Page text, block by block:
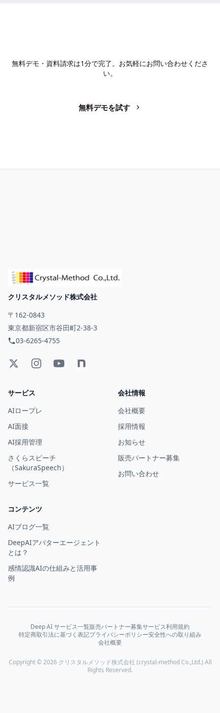
無料デモ・資料請求は1分で完了。お気軽にお問い合わせくださ
い。
無料デモを試す
クリスタルメソッド株式会社
〒162-0843
東京都新宿区市谷田町2-38-3
03-6265-4755
サービス
AIロープレ
AI面接
AI採用管理
さくらスピーチ
（SakuraSpeech）
サービス一覧
会社情報
会社概要
採用情報
お知らせ
販売パートナー募集
お問い合わせ
コンテンツ
AIブログ一覧
DeepAIアバターエージェント
とは？
感情認識AIの仕組みと活用事
例
Deep AI サービス一覧販売パートナー募集サービス利用規約
特定商取引法に基づく表記プライバシーポリシー安全性への取り組み
会社概要
Copyright © 2026 クリスタルメソッド株式会社 (crystal-method Co.,Ltd.) All
Rights Reserved.